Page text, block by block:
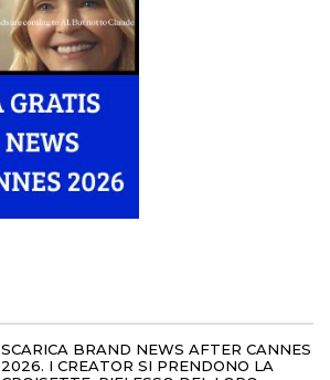
SCARICA BRAND NEWS AFTER CANNES
2026. I CREATOR SI PRENDONO LA